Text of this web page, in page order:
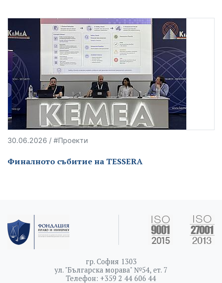
30.06.2026 / #Проекти
Финалното събитие на TESSERA
гр. София 1303
ул. "Българска морава" №54, ет. 7
Телефон: +359 2 44 606 44